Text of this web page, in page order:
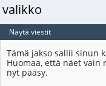
valikko
Näytä viestit
Tämä jakso sallii sinun
Huomaa, että näet
nyt pääsy.